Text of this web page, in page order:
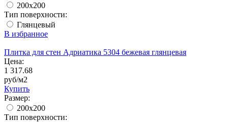
200x200
Тип поверхности:
Глянцевый
В избранное
Плитка для стен Адриатика 5304 бежевая глянцевая
Цена:
1 317.68
руб/м2
Купить
Размер:
200x200
Тип поверхности: